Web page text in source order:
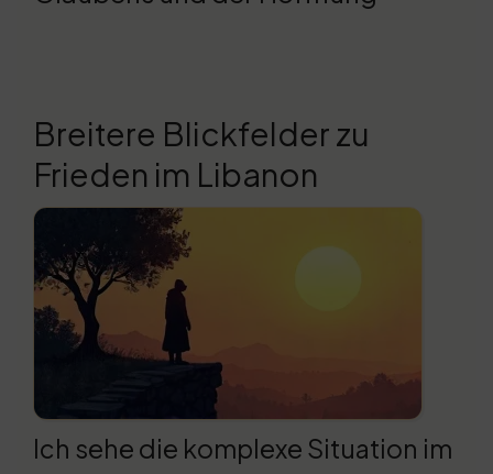
Breitere Blickfelder zu
Frieden im Libanon
Ich sehe die komplexe Situation im